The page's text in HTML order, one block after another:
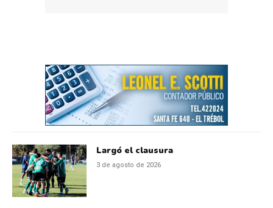
Largó el clausura
3 de agosto de 2026